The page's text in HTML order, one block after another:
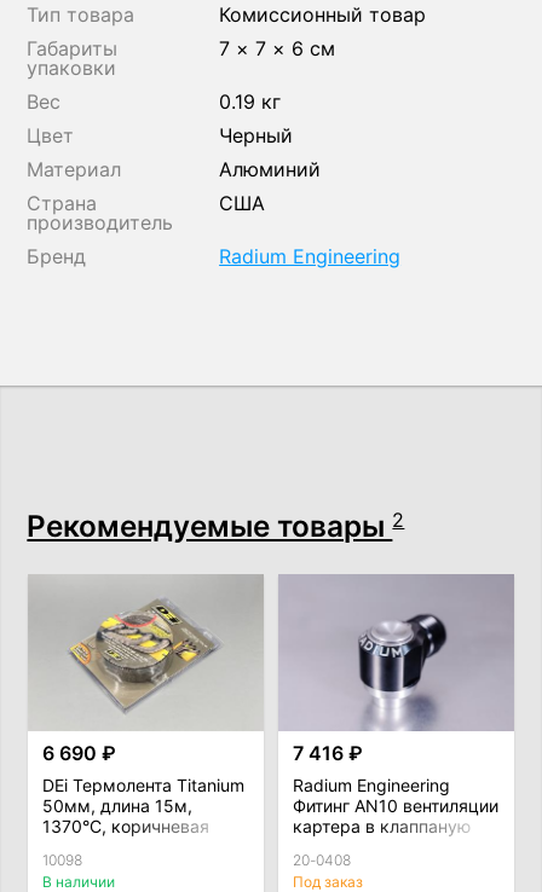
Тип товара
Комиссионный товар
Габариты
упаковки
7 × 7 × 6 см
Вес
0.19 кг
Цвет
Черный
Материал
Алюминий
Страна
производитель
США
Бренд Radium Engineering
Рекомендуемые товары2
6 690 ₽
DEi Термолента Titanium
50мм, длина 15м,
1370°C, коричневая
10098
В наличии
7 416 ₽
Radium Engineering
Фитинг AN10 вентиляции
картера в клаппаную
впуска 1JZ/2JZ
20-0408
Под заказ